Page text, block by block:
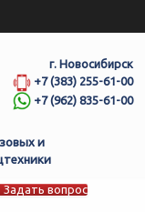
г. Новосибирск
+7 (383) 255-61-00
+7 (962) 835-61-00
и
Задать вопрос